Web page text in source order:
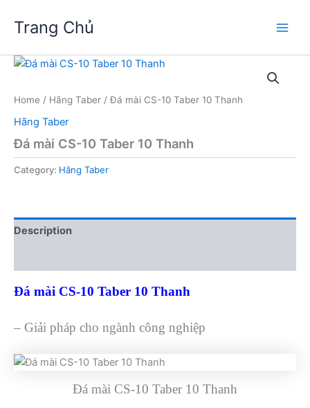
Trang Chủ
Home / Hãng Taber / Đá mài CS-10 Taber 10 Thanh
Hãng Taber
Đá mài CS-10 Taber 10 Thanh
Category: Hãng Taber
Description
Đá mài CS-10 Taber 10 Thanh
– Giải pháp cho ngành công nghiệp
Đá mài CS-10 Taber 10 Thanh